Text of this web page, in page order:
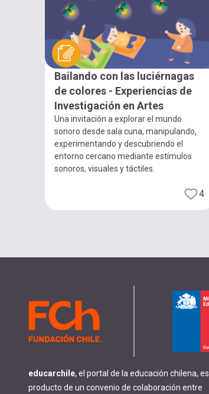
Bailando con las luciérnagas
de colores - Experiencias de
Investigación en Artes
Una invitación a explorar el mundo
sonoro desde sala cuna, manipulando,
experimentando y descubriendo el
entorno cercano mediante estímulos
sonoros, visuales y táctiles.
4
educarchile, el portal de la educación chilena, es
producto de un convenio de colaboración entre